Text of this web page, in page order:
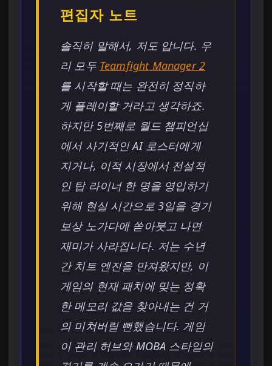
편집자 노트
솔직히 말해서, 저도 압니다. 우
리 모두 Teamfight Manager 2
를 시작할 때는 완전히 정직하
게 플레이할 거라고 생각하죠.
하지만 5번째로 월드 챔피언십
에서 사기적인 AI 로스터에게
지거나, 이적 시장에서 전설적
인 탑 라이너 한 명을 영입하기
위해 현실 시간으로 3일을 경기
보상 노가다에 쏟아붓고 나면
재미가 사라집니다. 저는 수년
간 치트 엔진을 만져왔지만, 이
게임의 현재 패치에 맞는 정확
한 메모리 값을 찾아내는 건 거
의 미쳐버릴 뻔했습니다. 게임
이 관리 허브와 MOBA 스타일의